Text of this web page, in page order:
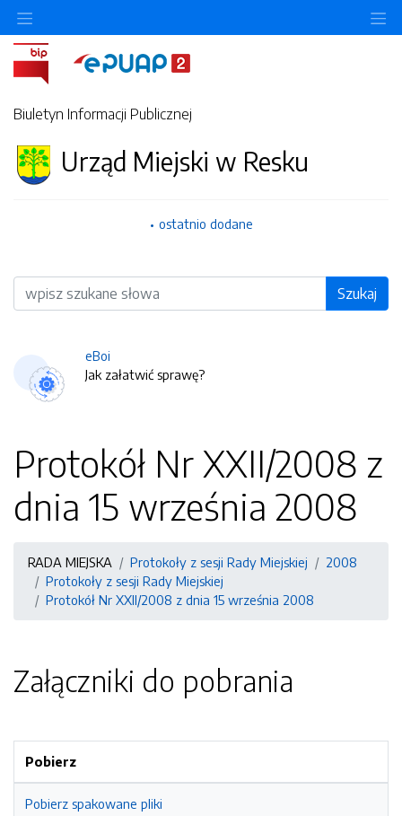
Biuletyn Informacji Publicznej
Urząd Miejski w Resku
ostatnio dodane
Wyszukiwarka Szukaj
eBoi
Jak załatwić sprawę?
Protokół Nr XXII/2008 z
dnia 15 września 2008
RADA MIEJSKA Protokoły z sesji Rady Miejskiej
2008
Protokoły z sesji Rady Miejskiej
Protokół Nr XXII/2008 z dnia 15 września 2008
Załączniki do pobrania
Pobierz
Pobierz spakowane pliki